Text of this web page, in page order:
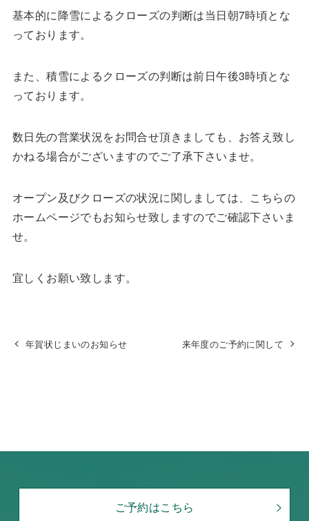
基本的に降雪によるクローズの判断は当日朝7時頃とな
っております。
また、積雪によるクローズの判断は前日午後3時頃とな
っております。
数日先の営業状況をお問合せ頂きましても、お答え致し
かねる場合がございますのでご了承下さいませ。
オープン及びクローズの状況に関しましては、こちらの
ホームページでもお知らせ致しますのでご確認下さいま
せ。
宜しくお願い致します。
年賀状じまいのお知らせ 来年度のご予約に関して
ご予約はこちら